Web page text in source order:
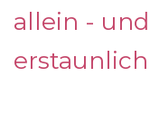
allein -
erstaunlich